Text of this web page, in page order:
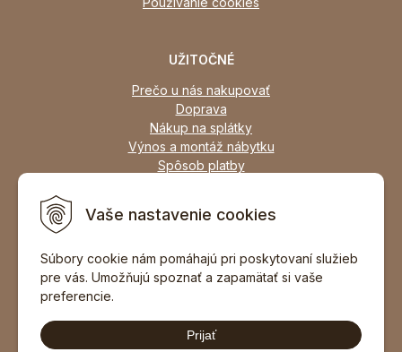
Vaše nastavenie cookies
Súbory cookie nám pomáhajú pri poskytovaní služieb
pre vás. Umožňujú spoznať a zapamätať si vaše
preferencie.
Prijať
UŽITOČNÉ
Prečo u nás nakupovať
Doprava
Nákup na splátky
Výnos a montáž nábytku
Spôsob platby
Zariadime všetky typy interiérov
DOPORUČIŤ ZNÁMEMU